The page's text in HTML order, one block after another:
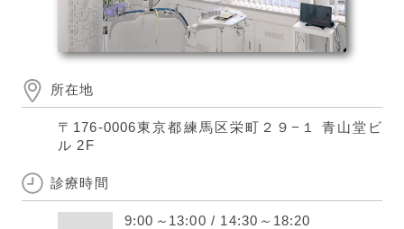
所在地
〒176-0006東京都練馬区栄町２９−１ 青山堂ビ
ル 2F
診療時間
9:00 ～ 13:00 / 14:30 ～ 18:20